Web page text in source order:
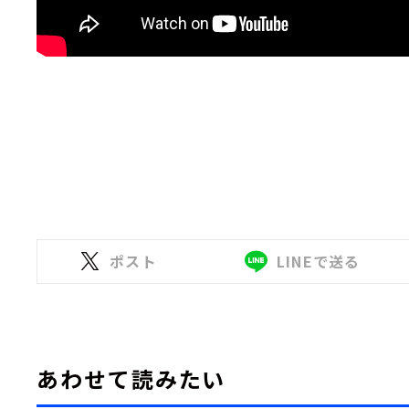
ポスト LINEで送る
あわせて読みたい